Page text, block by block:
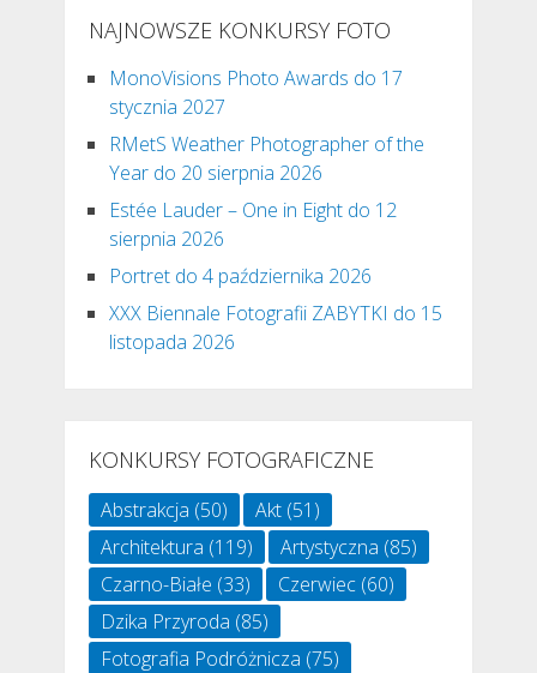
NAJNOWSZE KONKURSY FOTO
MonoVisions Photo Awards do 17
stycznia 2027
RMetS Weather Photographer of the
Year do 20 sierpnia 2026
Estée Lauder – One in Eight do 12
sierpnia 2026
Portret do 4 października 2026
XXX Biennale Fotografii ZABYTKI do 15
listopada 2026
KONKURSY FOTOGRAFICZNE
Abstrakcja (50) Akt(51)
Architektura (119) Artystyczna (85)
Czarno-Białe (33) Czerwiec(60)
Dzika Przyroda (85)
Fotografia Podróżnicza (75)